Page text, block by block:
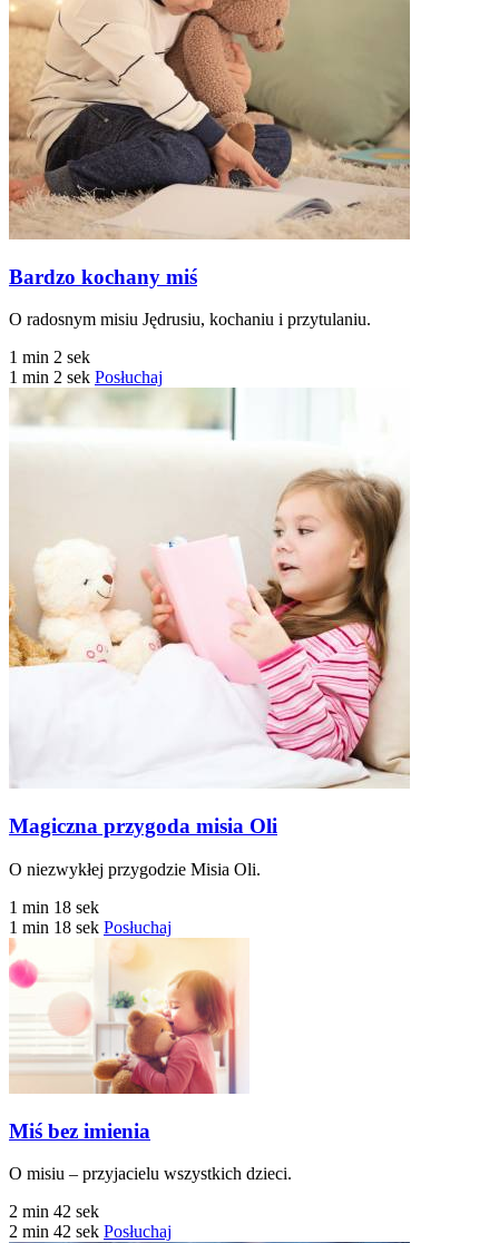
Bardzo kochany miś
O radosnym misiu Jędrusiu, kochaniu i przytulaniu.
1 min 2 sek
1 min 2 sek Posłuchaj
Magiczna przygoda misia Oli
O niezwykłej przygodzie Misia Oli.
1 min 18 sek
1 min 18 sek Posłuchaj
Miś bez imienia
O misiu – przyjacielu wszystkich dzieci.
2 min 42 sek
2 min 42 sek Posłuchaj